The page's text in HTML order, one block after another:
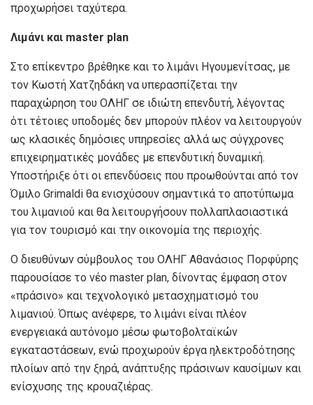
προχωρήσει ταχύτερα.
Λιμάνι και master plan
Στο επίκεντρο βρέθηκε και το λιμάνι Ηγουμενίτσας, με
τον Κωστή Χατζηδάκη να υπερασπίζεται την
παραχώρηση του ΟΛΗΓ σε ιδιώτη επενδυτή, λέγοντας
ότι τέτοιες υποδομές δεν μπορούν πλέον να λειτουργούν
ως κλασικές δημόσιες υπηρεσίες αλλά ως σύγχρονες
επιχειρηματικές μονάδες με επενδυτική δυναμική.
Υποστήριξε ότι οι επενδύσεις που προωθούνται από τον
Όμιλο Grimaldi θα ενισχύσουν σημαντικά το αποτύπωμα
του λιμανιού και θα λειτουργήσουν πολλαπλασιαστικά
για τον τουρισμό και την οικονομία της περιοχής.
Ο διευθύνων σύμβουλος του ΟΛΗΓ Αθανάσιος Πορφύρης
παρουσίασε το νέο master plan, δίνοντας έμφαση στον
«πράσινο» και τεχνολογικό μετασχηματισμό του
λιμανιού. Όπως ανέφερε, το λιμάνι είναι πλέον
ενεργειακά αυτόνομο μέσω φωτοβολταϊκών
εγκαταστάσεων, ενώ προχωρούν έργα ηλεκτροδότησης
πλοίων από την ξηρά, ανάπτυξης πράσινων καυσίμων και
ενίσχυσης της κρουαζιέρας.